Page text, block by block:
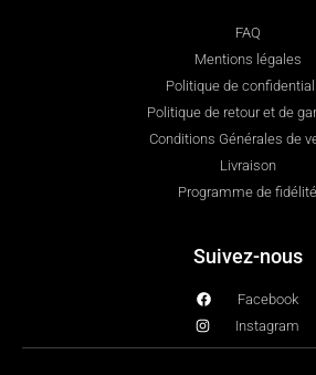
FAQ
Mentions légales
Politique de
Politique de retour et de
Conditions Générales de
Livraison
Programme de fidélité
Suivez-nous
Facebook
Instagram